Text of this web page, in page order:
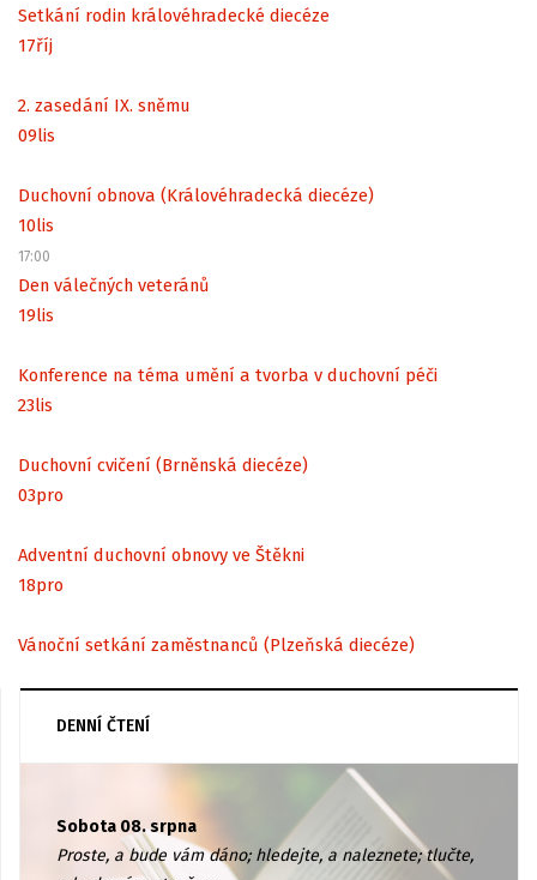
Setkání rodin královéhradecké diecéze
17říj
2. zasedání IX. sněmu
09lis
Duchovní obnova (Královéhradecká diecéze)
10lis
17:00
Den válečných veteránů
19lis
Konference na téma umění a tvorba v duchovní péči
23lis
Duchovní cvičení (Brněnská diecéze)
03pro
Adventní duchovní obnovy ve Štěkni
18pro
Vánoční setkání zaměstnanců (Plzeňská diecéze)
DENNÍ ČTENÍ
Sobota 08. srpna
Proste, a bude vám dáno; hledejte, a naleznete; tlučte,